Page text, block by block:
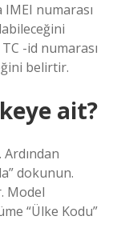
numarası
-id numarası
belirtir.
ait?
dokunun.
Model
“Ülke Kodu”